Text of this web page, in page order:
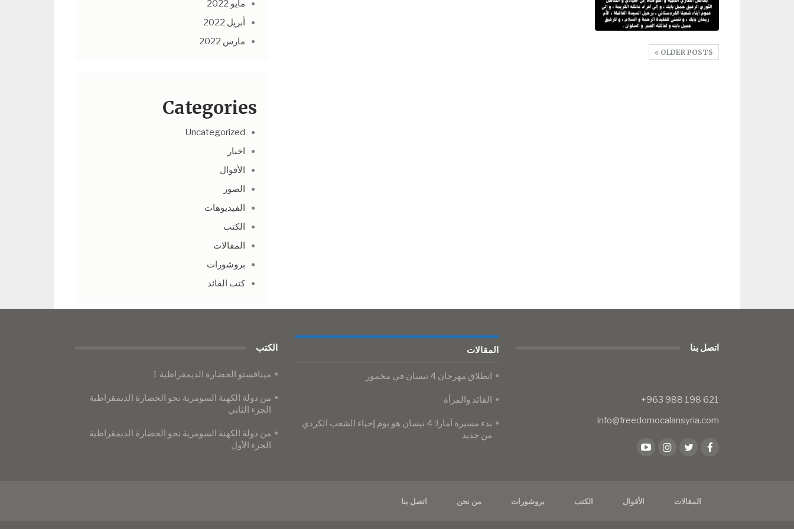
OLDER POSTS
مايو 2022
أبريل 2022
مارس 2022
Categories
Uncategorized
اخبار
الأقوال
الصور
الفيديوهات
الكتب
المقالات
بروشورات
كتب القائد
اتصل بنا
info@freedomocalansyria.com
المقالات
انطلاق مهرجان 4 نيسان في مخمور
القائد والمرأة
بدء مسيرة آمارا: 4 نيسان هو يوم إحياء الشعب الكردي
من جديد
الكتب
مينافستو الحضارة الديمقراطية 1
من دولة الكهنة السومرية نحو الحضارة الديمقراطية
الجزء الثاني
من دولة الكهنة السومرية نحو الحضارة الديمقراطية
الجزء الأول
المقالات الأقوال الكتب بروشورات من نحن اتصل بنا